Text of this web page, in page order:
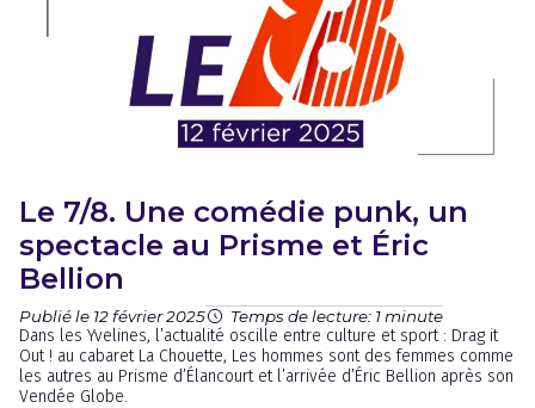
Le 7/8. Une comédie punk, un
spectacle au Prisme et Éric
Bellion
Publié le 12 février 2025 Temps de lecture: 1 minute
Dans les Yvelines, l’actualité oscille entre culture et sport : Drag it
Out ! au cabaret La Chouette, Les hommes sont des femmes comme
les autres au Prisme d’Élancourt et l’arrivée d’Éric Bellion après son
Vendée Globe.